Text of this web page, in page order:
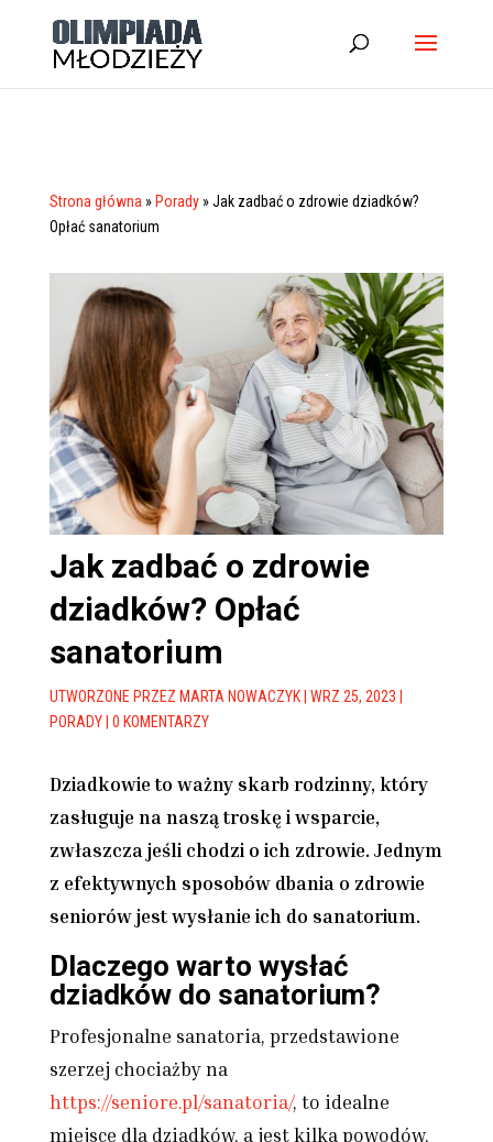
Strona główna » Porady»Jak zadbać o zdrowie dziadków?
Opłać sanatorium
Jak zadbać o zdrowie
dziadków? Opłać
sanatorium
UTWORZONE PRZEZ MARTA NOWACZYK| WRZ 25, 2023
PORADY| 0 KOMENTARZY
Dziadkowie to ważny skarb rodzinny, który
zasługuje na naszą troskę i wsparcie,
zwłaszcza jeśli chodzi o ich zdrowie. Jednym
z efektywnych sposobów dbania o zdrowie
seniorów jest wysłanie ich do sanatorium.
Dlaczego warto wysłać
dziadków do sanatorium?
Profesjonalne sanatoria, przedstawione
szerzej chociażby na
https://seniore.pl/sanatoria/, to idealne
miejsce dla dziadków, a jest kilka powodów,